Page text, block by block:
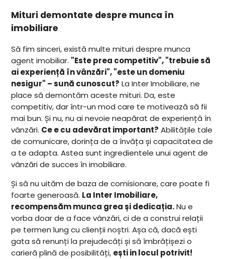
Mituri demontate despre munca în
imobiliare
Să fim sinceri, există multe mituri despre munca
agent imobiliar. "Este prea competitiv", "trebuie să
ai experiență în vânzări", "este un domeniu
nesigur" – sună cunoscut? La Inter Imobiliare, ne
place să demontăm aceste mituri. Da, este
competitiv, dar într-un mod care te motivează să fii
mai bun. Și nu, nu ai nevoie neapărat de experiență în
vânzări. Ce e cu adevărat important? Abilitățile tale
de comunicare, dorința de a învăța și capacitatea de
a te adapta. Astea sunt ingredientele unui agent de
vânzări de succes în imobiliare.
Și să nu uităm de baza de comisionare, care poate fi
foarte generoasă. La Inter Imobiliare,
recompensăm munca grea și dedicația.Nu e
vorba doar de a face vânzări, ci de a construi relații
pe termen lung cu clienții noștri. Așa că, dacă ești
gata să renunți la prejudecăți și să îmbrățișezi o
carieră plină de posibilități, ești in locul potrivit!